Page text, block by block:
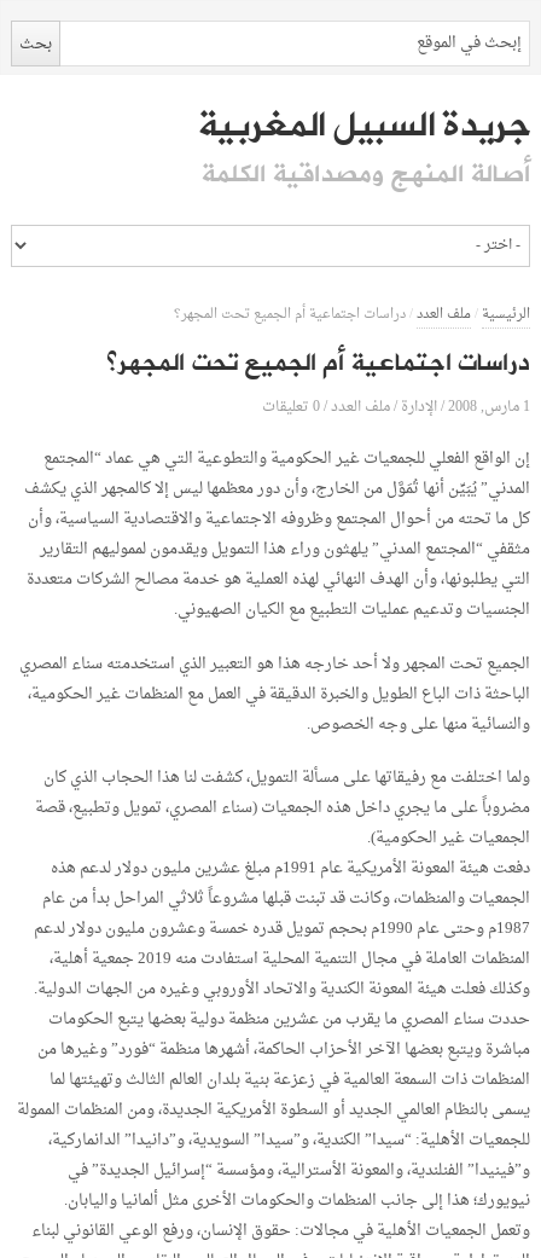
جريدة السبيل المغربية
أصالة المنهج ومصداقية الكلمة
الرئيسية/ملف العدد/دراسات اجتماعية أم الجميع تحت المجهر؟
دراسات اجتماعية أم الجميع تحت المجهر؟
1 مارس, 2008 /الإدارة/ملف العدد/0 تعليقات
إن الواقع الفعلي للجمعيات غير الحكومية والتطوعية التي هي عماد “المجتمع
المدني” يُبَيِّن أنها تُمَوَّل من الخارج، وأن دور معظمها ليس إلا كالمجهر الذي يكشف
كل ما تحته من أحوال المجتمع وظروفه الاجتماعية والاقتصادية السياسية، وأن
مثقفي “المجتمع المدني” يلهثون وراء هذا التمويل ويقدمون لمموليهم التقارير
التي يطلبونها، وأن الهدف النهائي لهذه العملية هو خدمة مصالح الشركات متعددة
الجنسيات وتدعيم عمليات التطبيع مع الكيان الصهيوني.
الجميع تحت المجهر ولا أحد خارجه هذا هو التعبير الذي استخدمته سناء المصري
الباحثة ذات الباع الطويل والخبرة الدقيقة في العمل مع المنظمات غير الحكومية،
والنسائية منها على وجه الخصوص.
ولما اختلفت مع رفيقاتها على مسألة التمويل، كشفت لنا هذا الحجاب الذي كان
مضروباً على ما يجري داخل هذه الجمعيات (سناء المصري، تمويل وتطبيع، قصة
الجمعيات غير الحكومية).
دفعت هيئة المعونة الأمريكية عام 1991م مبلغ عشرين مليون دولار لدعم هذه
الجمعيات والمنظمات، وكانت قد تبنت قبلها مشروعاً ثلاثي المراحل بدأ من عام
1987م وحتى عام 1990م بحجم تمويل قدره خمسة وعشرون مليون دولار لدعم
المنظمات العاملة في مجال التنمية المحلية استفادت منه 2019 جمعية أهلية،
وكذلك فعلت هيئة المعونة الكندية والاتحاد الأوروبي وغيره من الجهات الدولية.
حددت سناء المصري ما يقرب من عشرين منظمة دولية بعضها يتبع الحكومات
مباشرة ويتبع بعضها الآخر الأحزاب الحاكمة، أشهرها منظمة “فورد” وغيرها من
المنظمات ذات السمعة العالمية في زعزعة بنية بلدان العالم الثالث وتهيئتها لما
يسمى بالنظام العالمي الجديد أو السطوة الأمريكية الجديدة، ومن المنظمات الممولة
للجمعيات الأهلية: “سيدا” الكندية، و”سيدا” السويدية، و”دانيدا” الدانماركية،
و”فينيدا” الفنلندية، والمعونة الأسترالية، ومؤسسة “إسرائيل الجديدة” في
نيويورك؛ هذا إلى جانب المنظمات والحكومات الأخرى مثل ألمانيا واليابان.
وتعمل الجمعيات الأهلية في مجالات: حقوق الإنسان، ورفع الوعي القانوني لبناء